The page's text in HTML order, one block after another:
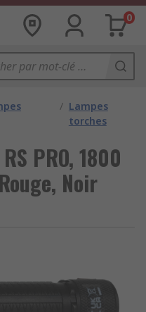
0
/ Lampes
torches
PRO, 1800
Noir